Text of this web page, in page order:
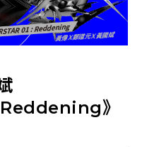
Reddening》